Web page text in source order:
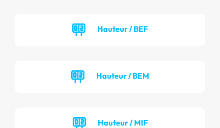
Hauteur / BEF
Hauteur / BEM
Hauteur / MIF